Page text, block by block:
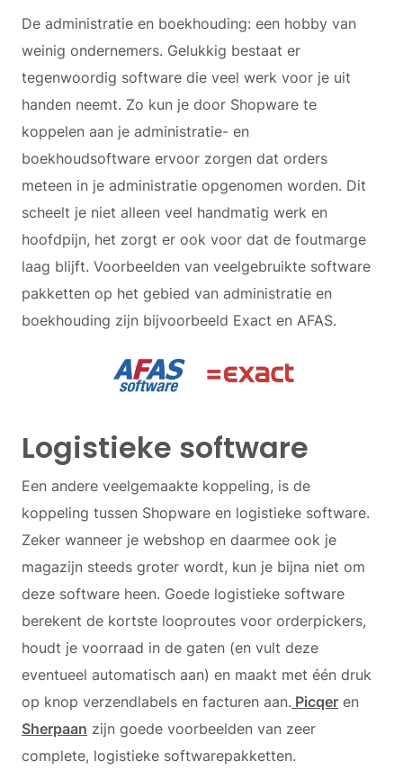
De administratie en boekhouding: een hobby van
weinig ondernemers. Gelukkig bestaat er
tegenwoordig software die veel werk voor je uit
handen neemt. Zo kun je door Shopware te
koppelen aan je administratie- en
boekhoudsoftware ervoor zorgen dat orders
meteen in je administratie opgenomen worden. Dit
scheelt je niet alleen veel handmatig werk en
hoofdpijn, het zorgt er ook voor dat de foutmarge
laag blijft. Voorbeelden van veelgebruikte software
pakketten op het gebied van administratie en
boekhouding zijn bijvoorbeeld Exact en AFAS.
Logistieke software
Een andere veelgemaakte koppeling, is de
koppeling tussen Shopware en logistieke software.
Zeker wanneer je webshop en daarmee ook je
magazijn steeds groter wordt, kun je bijna niet om
deze software heen. Goede logistieke software
berekent de kortste looproutes voor orderpickers,
houdt je voorraad in de gaten (en vult deze
eventueel automatisch aan) en maakt met één druk
op knop verzendlabels en facturen aan. Picqer en
Sherpaan zijn goede voorbeelden van zeer
complete, logistieke softwarepakketten.